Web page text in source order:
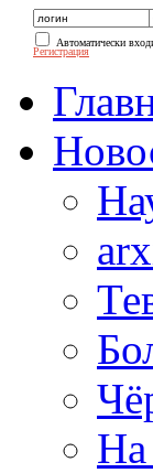
Автоматически
Регистрация
На